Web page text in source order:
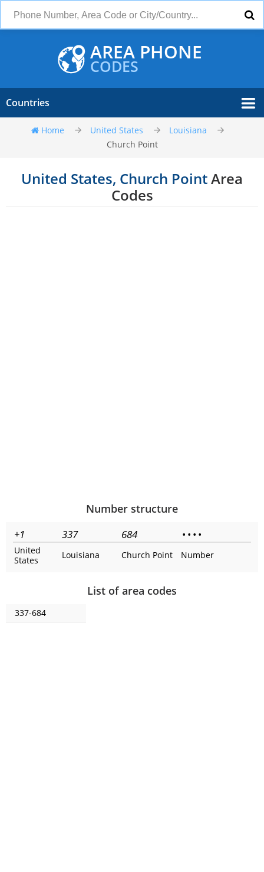
AREA PHONE
CODES
Countries
Home United States
Louisiana
Church Point
United States, Church PointArea
Codes
Number structure
+1 337 684 • • • •
United
States
Louisiana Church Point Number
List of area codes
337-684